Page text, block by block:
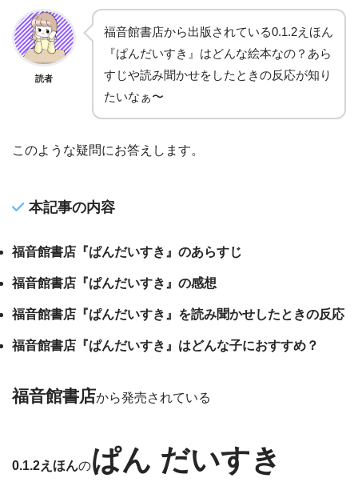
読者
福音館書店から出版されている0.1.2えほん
『ぱんだいすき』はどんな絵本なの？あら
すじや読み聞かせをしたときの反応が知り
たいなぁ〜
このような疑問にお答えします。
本記事の内容
福音館書店『ぱんだいすき』のあらすじ
福音館書店『ぱんだいすき』の感想
福音館書店『ぱんだいすき』を読み聞かせしたときの反応
福音館書店『ぱんだいすき』はどんな子におすすめ？
福音館書店から発売されている
0.1.2えほんのぱん だいすき